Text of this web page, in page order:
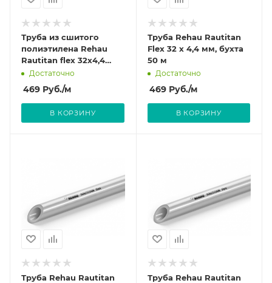
Труба из сшитого
полиэтилена Rehau
Rautitan flex 32x4,4
(штанга: 6 м)
Достаточно
469 Руб./м
В КОРЗИНУ
Труба Rehau Rautitan
Flex 32 х 4,4 мм, бухта
50 м
Достаточно
469Руб./м
В КОРЗИНУ
Труба Rehau Rautitan
Труба Rehau Rautitan